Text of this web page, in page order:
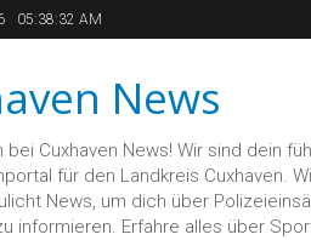
05:38:32 AM
News
bei Cuxhaven News! Wir sind dein
für den Landkreis Cuxhaven.
News, um dich über
informieren. Erfahre alles über